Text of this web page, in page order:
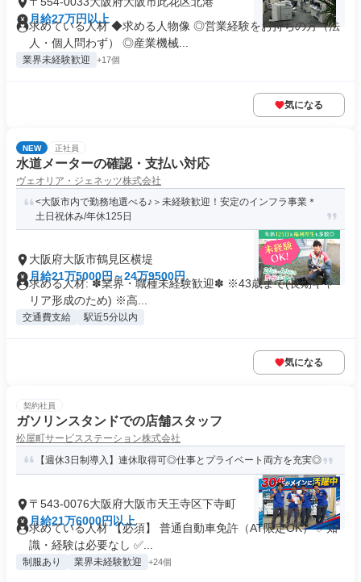
月給27万円以上
求めている人材 ◆求める人物像 ◎営業経験をお持ちの方（法
人・個人問わず） ◎産業機械...
業界未経験歓迎 +17個
気になる
NEW 正社員
水道メーターの確認・支払い対応
ヴェオリア・ジェネッツ株式会社
<大阪市内で勤務地選べる♪＞未経験歓迎！安定のインフラ事業＊
土日祝休み/年休125日
大阪府大阪市鶴見区横堤
月給21万5000円～24万9500円
求める人材: ✽業界・職種未経験歓迎✽ ※43歳まで(長期キャ
リア形成のため) ※高...
交通費支給 駅近5分以内
気になる
契約社員
ガソリンスタンドでの店舗スタッフ
松屋町サービスステーション株式会社
【週休3日制導入】連休取得可◎仕事とプライベート両方を充実◎
〒543-0076大阪府大阪市天王寺区下寺町
月給21万6000円以上
求めている人材 【必須】 普通自動車免許（AT限定OK） ✅知
識・経験は必要なし ✅...
制服あり 業界未経験歓迎 +24個